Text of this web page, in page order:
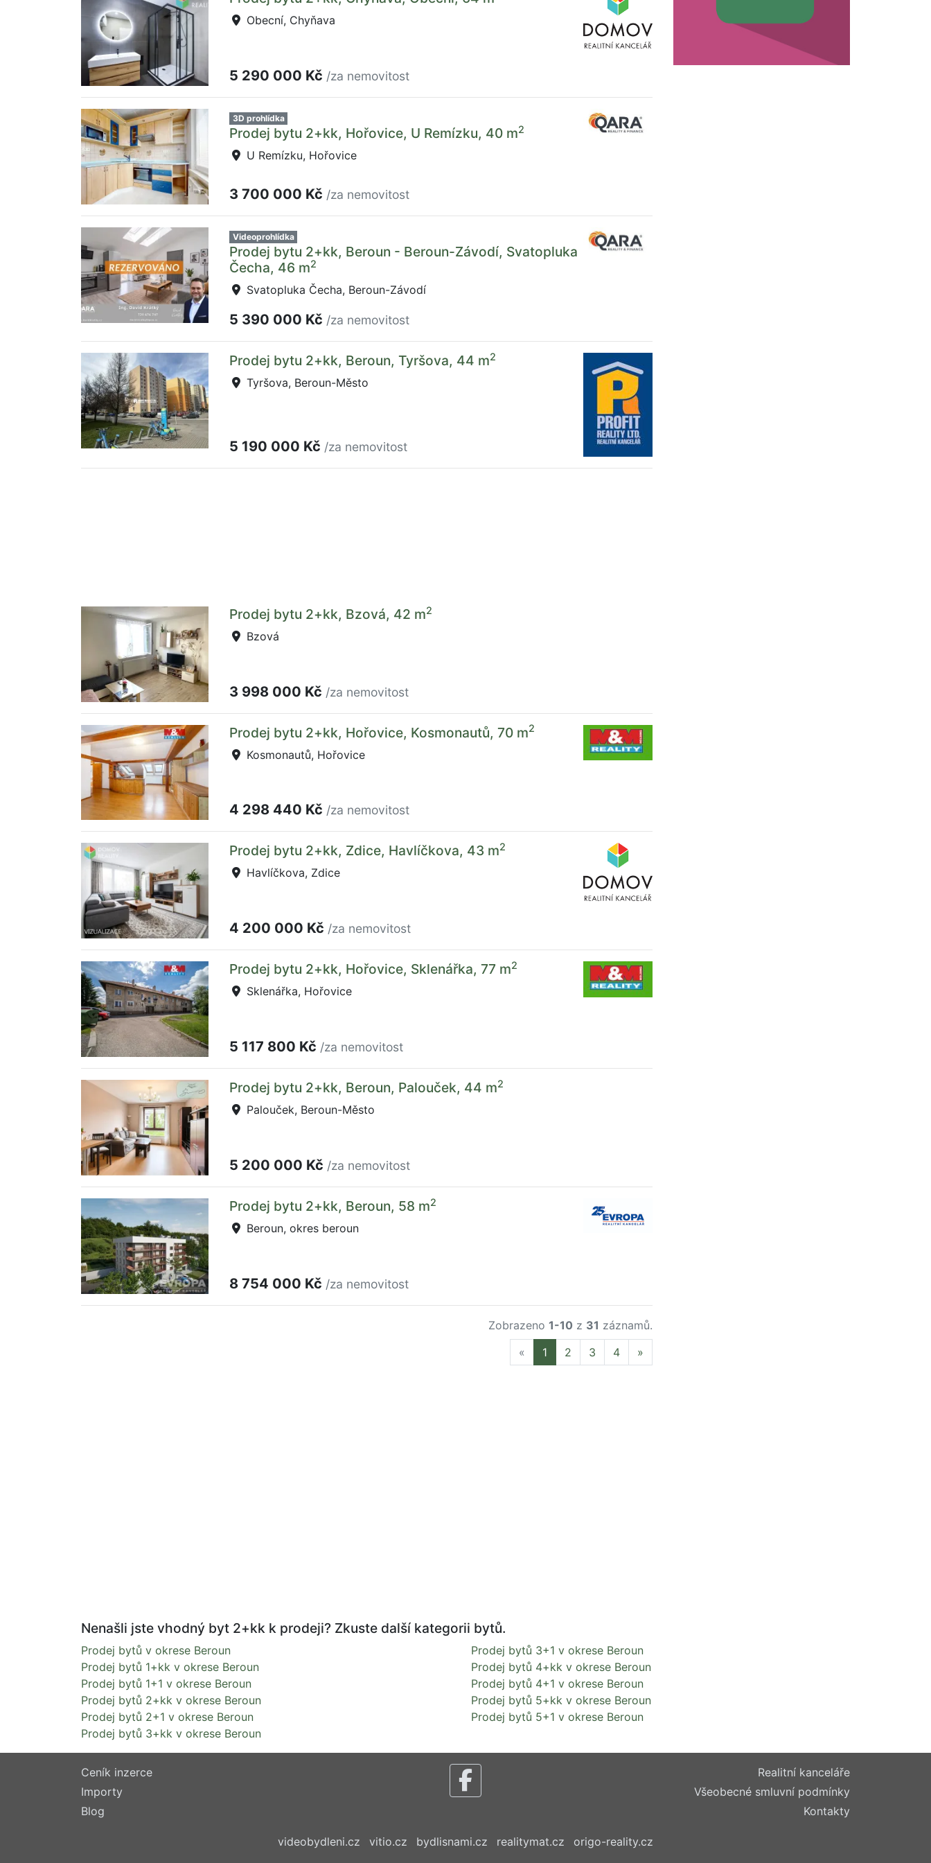
Obecní, Chyňava
5 290 000 Kč /za nemovitost
3D prohlídka
Prodej bytu 2+kk, Hořovice, U Remízku, 40 m2
U Remízku, Hořovice
3 700 000 Kč /za nemovitost
Videoprohlídka
Prodej bytu 2+kk, Beroun - Beroun-Závodí, Svatopluka
Čecha, 46 m2
Svatopluka Čecha, Beroun-Závodí
5 390 000 Kč /za nemovitost
Prodej bytu 2+kk, Beroun, Tyršova, 44 m2
Tyršova, Beroun-Město
5 190 000 Kč /za nemovitost
Prodej bytu 2+kk, Bzová, 42 m2
Bzová
3 998 000 Kč /za nemovitost
Prodej bytu 2+kk, Hořovice, Kosmonautů, 70 m2
Kosmonautů, Hořovice
4 298 440 Kč /za nemovitost
Prodej bytu 2+kk, Zdice, Havlíčkova, 43 m2
Havlíčkova, Zdice
4 200 000 Kč /za nemovitost
Prodej bytu 2+kk, Hořovice, Sklenářka, 77 m2
Sklenářka, Hořovice
5 117 800 Kč /za nemovitost
Prodej bytu 2+kk, Beroun, Palouček, 44 m2
Palouček, Beroun-Město
5 200 000 Kč /za nemovitost
Prodej bytu 2+kk, Beroun, 58 m2
Beroun, okres beroun
8 754 000 Kč /za nemovitost
Zobrazeno 1-10 z 31 záznamů.
« Previous
1 2 3 4 »
Nenašli jste vhodný byt 2+kk k prodeji? Zkuste další kategorii bytů.
Prodej bytů v okrese Beroun
Prodej bytů 1+kk v okrese Beroun
Prodej bytů 1+1 v okrese Beroun
Prodej bytů 2+kk v okrese Beroun
Prodej bytů 2+1 v okrese Beroun
Prodej bytů 3+kk v okrese Beroun
Prodej bytů 3+1 v okrese Beroun
Prodej bytů 4+kk v okrese Beroun
Prodej bytů 4+1 v okrese Beroun
Prodej bytů 5+kk v okrese Beroun
Prodej bytů 5+1 v okrese Beroun
Ceník inzerce
Importy
Blog
Realitní kanceláře
Všeobecné smluvní podmínky
Kontakty
videobydleni.cz vitio.cz bydlisnami.cz realitymat.cz origo-reality.cz